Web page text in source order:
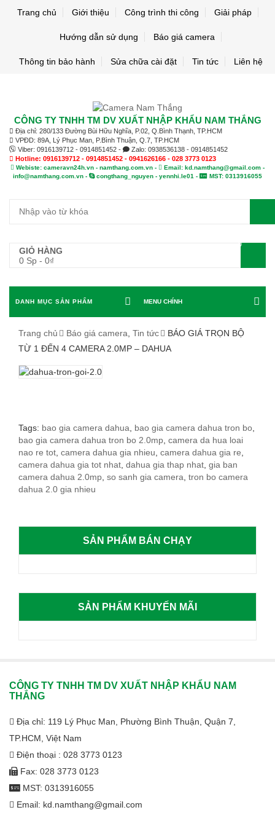
Trang chủ Giới thiệu Công trình thi công Giải pháp
Hướng dẫn sử dụng Báo giá camera
Thông tin bảo hành Sửa chữa cài đặt Tin tức Liên hệ
CÔNG TY TNHH TM DV XUẤT NHẬP KHẨU NAM THẮNG
Địa chỉ: 280/133 Đường Bùi Hữu Nghĩa, P.02, Q.Bình Thạnh, TP.HCM
VPĐD: 89A, Lý Phục Man, P.Bình Thuận, Q.7, TP.HCM
Viber: 0916139712 - 0914851452 -
Zalo: 0938536138 - 0914851452
Hotline: 0916139712 - 0914851452 - 0941626166 - 028 3773 0123
Webiste: cameravn24h.vn - namthang.com.vn -
Email: kd.namthang@gmail.com -
info@namthang.com.vn -
congthang_nguyen - yennhi.le01 - MST: 0313916055
GIỎ HÀNG
0 Sp - 0₫
0
DANH MỤC SẢN PHẨM MENU CHÍNH
Trang chủ Báo giá camera Tin tức
BÁO GIÁ TRỌN BỘ
TỪ 1 ĐẾN 4 CAMERA 2.0MP – DAHUA
BÁO
TRỌN
BỘ
TỪ
ĐẾN
2.0MP
–
Tags: bao gia camera dahua bao gia camera dahua tron bo
bao gia camera dahua tron bo 2.0mp camera da hua loai
nao re tot camera dahua gia nhieu camera dahua gia re
camera dahua gia tot nhat dahua gia thap nhat gia ban
camera dahua 2.0mp so sanh gia camera tron bo camera
dahua 2.0 gia nhieu
SẢN PHẨM BÁN CHẠY
SẢN PHẨM KHUYẾN MÃI
CÔNG TY TNHH TM DV XUẤT NHẬP KHẨU NAM
THẮNG
Địa chỉ: 119 Lý Phục Man, Phường Bình Thuận, Quận 7,
TP.HCM, Việt Nam
Điện thoại : 028 3773 0123
Fax: 028 3773 0123
MST: 0313916055
Email: kd.namthang@gmail.com